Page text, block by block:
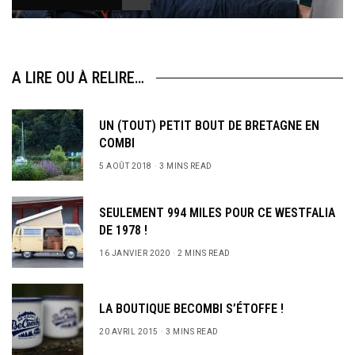
A LIRE OU À RELIRE…
UN (TOUT) PETIT BOUT DE BRETAGNE EN
COMBI
5 AOÛT 2018 3 MINS READ
SEULEMENT 994 MILES POUR CE WESTFALIA
DE 1978 !
16 JANVIER 2020 2 MINS READ
LA BOUTIQUE BECOMBI S’ÉTOFFE !
20 AVRIL 2015 3 MINS READ